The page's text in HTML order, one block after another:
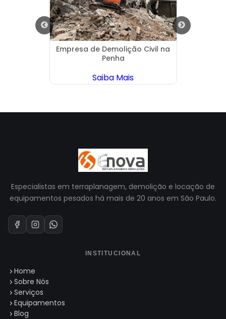
Empresa de Demolição Civil na
Penha
Saiba Mais
Especialistas em terraplanagem, demolição e locação de
equipamentos pesados há mais de 20 anos em São Paulo.
INSTITUCIONAL
Home
Sobre Nós
Serviços
Equipamentos
Blog